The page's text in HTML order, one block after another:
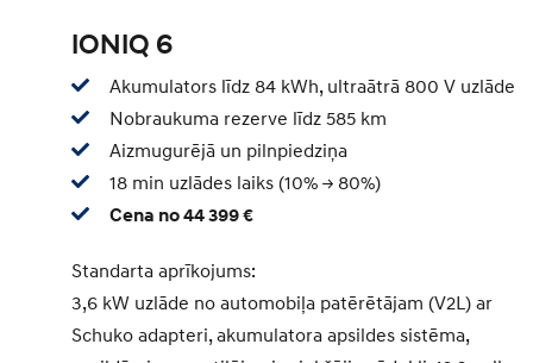
IONIQ 6
Akumulators līdz 84 kWh, ultraātrā 800 V uzlāde
Nobraukuma rezerve līdz 585 km
Aizmugurējā un pilnpiedziņa
18 min uzlādes laiks (10% -> 80%)
Cena no 44 399 €
Standarta aprīkojums:
3,6 kW uzlāde no automobiļa patērētājam (V2L) ar
Schuko adapteri, akumulatora apsildes sistēma,